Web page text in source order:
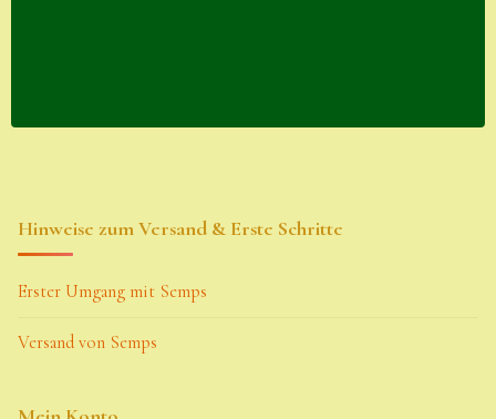
Hinweise zum Versand & Erste Schritte
Erster Umgang mit Semps
Versand von Semps